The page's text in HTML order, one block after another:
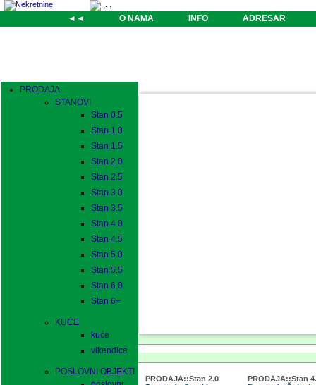
◄◄ O NAMA INFO ADRESAR
PRODAJA
STANOVI
Stan 0.5
Stan 1.0
Stan 1.5
Stan 2.0
Stan 2.5
Stan 3.0
Stan 3.5
Stan 4.0
Stan 4.5
Stan 5.0
Stan 5.5
Stan 6.0
Stan 6+
KUĆE
kuće
vikendice
POSLOVNI OBJEKTI
PRODAJA::Stan 2.0
PRODAJA::Stan